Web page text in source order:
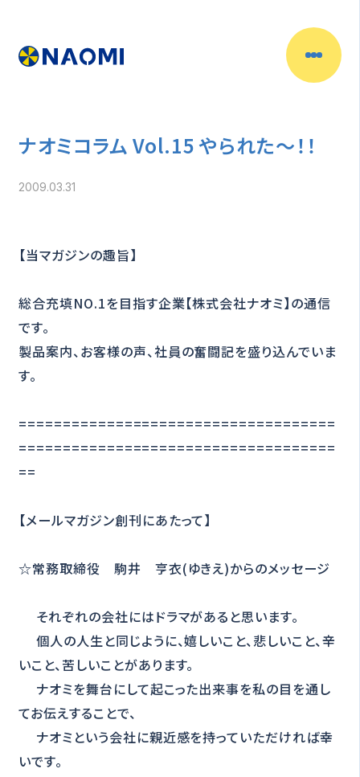
ナオミコラム Vol.15 やられた～！！
2009.03.31
【当マガジンの趣旨】
総合充填NO.1を目指す企業【株式会社ナオミ】の通信
です。
製品案内、お客様の声、社員の奮闘記を盛り込んでいま
す。
====================================
====================================
==
【メールマガジン創刊にあたって】
☆常務取締役 駒井 亨衣(ゆきえ)からのメッセージ
それぞれの会社にはドラマがあると思います。
個人の人生と同じように、嬉しいこと、悲しいこと、辛
いこと、苦しいことがあります。
ナオミを舞台にして起こった出来事を私の目を通し
てお伝えすることで、
ナオミという会社に親近感を持っていただければ幸
いです。